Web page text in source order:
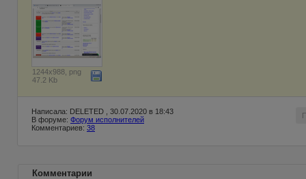
1244x988, png
47.2 Kb
Написала: DELETED , 30.07.2020 в 18:43
В форуме: Форум исполнителей
Комментариев: 38
Комментарии